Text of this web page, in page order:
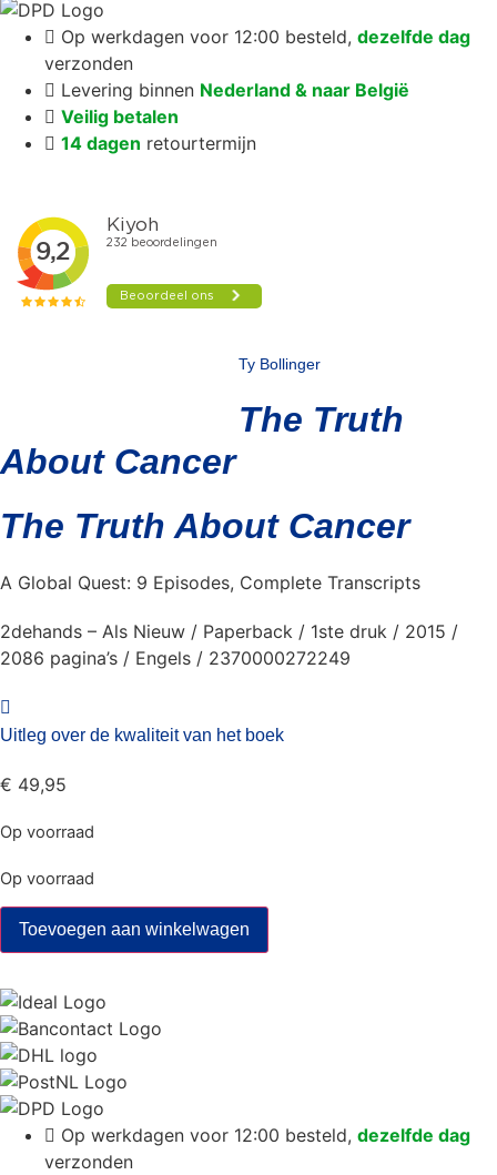
Op werkdagen voor 12:00 besteld, dezelfde dag
verzonden
Levering binnen Nederland & naar België
Veilig betalen
14 dagen retourtermijn
Ty Bollinger
The Truth
About Cancer
The Truth About Cancer
A Global Quest: 9 Episodes, Complete Transcripts
2dehands – Als Nieuw / Paperback / 1ste druk / 2015 /
2086 pagina’s / Engels / 2370000272249
Uitleg over de kwaliteit van het boek
€ 49,95
Op voorraad
Op voorraad
The
Truth
About
aantal
Toevoegen aan winkelwagen
Op werkdagen voor 12:00 besteld, dezelfde dag
verzonden